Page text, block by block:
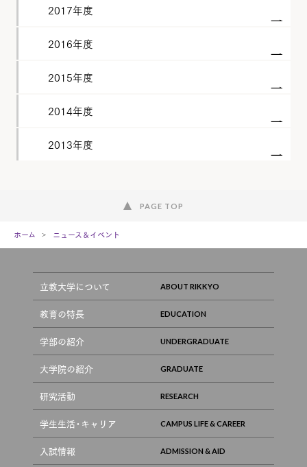
2017年度
2016年度
2015年度
2014年度
2013年度
PAGE TOP
ホーム ニュース＆イベント
立教大学について
教育の特長
学部の紹介
大学院の紹介
研究活動
学生生活・キャリア
入試情報